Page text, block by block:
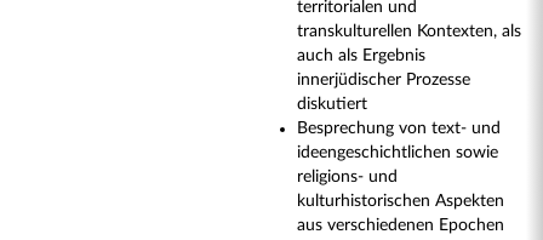
territorialen und
transkulturellen Kontexten, als
auch als Ergebnis
innerjüdischer Prozesse
diskutiert
Besprechung von text- und
ideengeschichtlichen sowie
religions- und
kulturhistorischen Aspekten
aus verschiedenen Epochen